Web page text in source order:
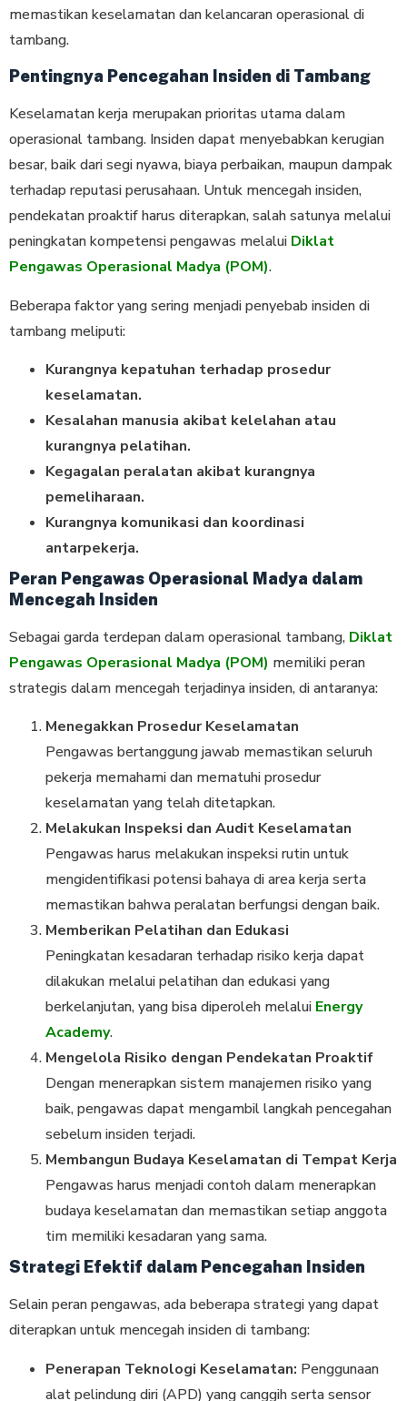
memastikan keselamatan dan kelancaran operasional di
tambang.
Pentingnya Pencegahan Insiden di Tambang
Keselamatan kerja merupakan prioritas utama dalam
operasional tambang. Insiden dapat menyebabkan kerugian
besar, baik dari segi nyawa, biaya perbaikan, maupun dampak
terhadap reputasi perusahaan. Untuk mencegah insiden,
pendekatan proaktif harus diterapkan, salah satunya melalui
peningkatan kompetensi pengawas melalui Diklat
Pengawas Operasional Madya (POM).
Beberapa faktor yang sering menjadi penyebab insiden di
tambang meliputi:
Kurangnya kepatuhan terhadap prosedur
keselamatan.
Kesalahan manusia akibat kelelahan atau
kurangnya pelatihan.
Kegagalan peralatan akibat kurangnya
pemeliharaan.
Kurangnya komunikasi dan koordinasi
antarpekerja.
Peran Pengawas Operasional Madya dalam
Mencegah Insiden
Sebagai garda terdepan dalam operasional tambang, Diklat
Pengawas Operasional Madya (POM) memiliki peran
strategis dalam mencegah terjadinya insiden, di antaranya:
Menegakkan Prosedur Keselamatan
Pengawas bertanggung jawab memastikan seluruh
pekerja memahami dan mematuhi prosedur
keselamatan yang telah ditetapkan.
Melakukan Inspeksi dan Audit Keselamatan
Pengawas harus melakukan inspeksi rutin untuk
mengidentifikasi potensi bahaya di area kerja serta
memastikan bahwa peralatan berfungsi dengan baik.
Memberikan Pelatihan dan Edukasi
Peningkatan kesadaran terhadap risiko kerja dapat
dilakukan melalui pelatihan dan edukasi yang
berkelanjutan, yang bisa diperoleh melalui Energy
Academy.
Mengelola Risiko dengan Pendekatan Proaktif
Dengan menerapkan sistem manajemen risiko yang
baik, pengawas dapat mengambil langkah pencegahan
sebelum insiden terjadi.
Membangun Budaya Keselamatan di Tempat Kerja
Pengawas harus menjadi contoh dalam menerapkan
budaya keselamatan dan memastikan setiap anggota
tim memiliki kesadaran yang sama.
Strategi Efektif dalam Pencegahan Insiden
Selain peran pengawas, ada beberapa strategi yang dapat
diterapkan untuk mencegah insiden di tambang:
Penerapan Teknologi Keselamatan: Penggunaan
alat pelindung diri (APD) yang canggih serta sensor